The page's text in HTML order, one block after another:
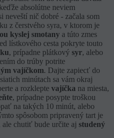
absolútne neviem
nič dobré - začala som
z čerstvého syra, v ktorom je
kyslej smotany a túto zmes
lístkového cesta pokryte touto
, prípadne plátkový syr, alebo
do trúby potrite
vajíčkom. Dajte zapiecť do
minútach sa vám okraj
a rozklepte vajíčka na miesta,
, prípadne posypte troškou
na takých 10 minút, alebo
spôsobom pripravený tart je
chutiť bude určite aj studený